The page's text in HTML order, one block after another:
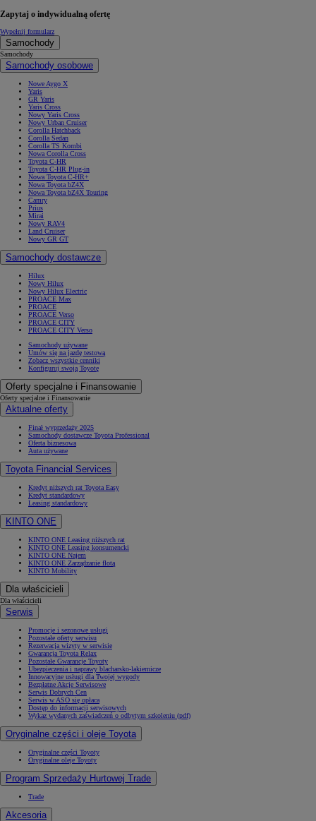
Zapytaj o indywidualną ofertę
Wypełnij formularz
Samochody
Samochody
Samochody osobowe
Nowe Aygo X
Yaris
GR Yaris
Yaris Cross
Nowy Yaris Cross
Nowy Urban Cruiser
Corolla Hatchback
Corolla Sedan
Corolla TS Kombi
Nowa Corolla Cross
Toyota C-HR
Toyota C-HR Plug-in
Nowa Toyota C-HR+
Nowa Toyota bZ4X
Nowa Toyota bZ4X Touring
Camry
Prius
Mirai
Nowy RAV4
Land Cruiser
Nowy GR GT
Samochody dostawcze
Hilux
Nowy Hilux
Nowy Hilux Electric
PROACE Max
PROACE
PROACE Verso
PROACE CITY
PROACE CITY Verso
Samochody używane
Umów się na jazdę testową
Zobacz wszystkie cenniki
Konfiguruj swoją Toyotę
Oferty specjalne i Finansowanie
Oferty specjalne i Finansowanie
Aktualne oferty
Finał wyprzedaży 2025
Samochody dostawcze Toyota Professional
Oferta biznesowa
Auta używane
Toyota Financial Services
Kredyt niższych rat Toyota Easy
Kredyt standardowy
Leasing standardowy
KINTO ONE
KINTO ONE Leasing niższych rat
KINTO ONE Leasing konsumencki
KINTO ONE Najem
KINTO ONE Zarządzanie flotą
KINTO Mobility
Dla właścicieli
Dla właścicieli
Serwis
Promocje i sezonowe usługi
Pozostałe oferty serwisu
Rezerwacja wizyty w serwisie
Gwarancja Toyota Relax
Pozostałe Gwarancje Toyoty
Ubezpieczenia i naprawy blacharsko-lakiernicze
Innowacyjne usługi dla Twojej wygody
Bezpłatne Akcje Serwisowe
Serwis Dobrych Cen
Serwis w ASO się opłaca
Dostęp do informacji serwisowych
Wykaz wydanych zaświadczeń o odbytym szkoleniu (pdf)
Oryginalne części i oleje Toyota
Oryginalne części Toyoty
Oryginalne oleje Toyoty
Program Sprzedaży Hurtowej Trade
Trade
Akcesoria